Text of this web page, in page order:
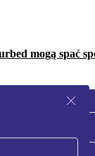
mogą spać